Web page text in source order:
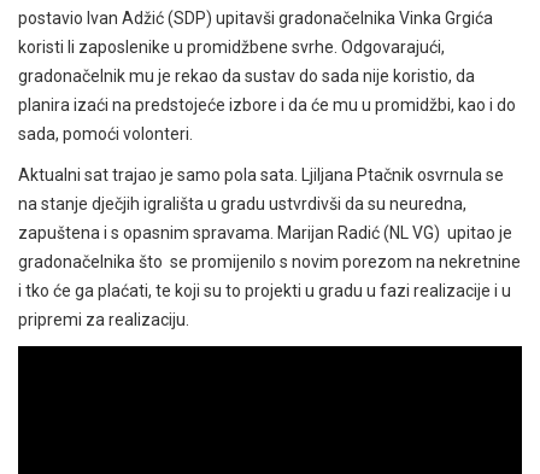
postavio Ivan Adžić (SDP) upitavši gradonačelnika Vinka Grgića
koristi li zaposlenike u promidžbene svrhe. Odgovarajući,
gradonačelnik mu je rekao da sustav do sada nije koristio, da
planira izaći na predstojeće izbore i da će mu u promidžbi, kao i do
sada, pomoći volonteri.
Aktualni sat trajao je samo pola sata. Ljiljana Ptačnik osvrnula se
na stanje dječjih igrališta u gradu ustvrdivši da su neuredna,
zapuštena i s opasnim spravama. Marijan Radić (NL VG) upitao je
gradonačelnika što se promijenilo s novim porezom na nekretnine
i tko će ga plaćati, te koji su to projekti u gradu u fazi realizacije i u
pripremi za realizaciju.